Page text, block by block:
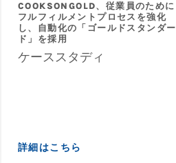
COOKSONGOLD、従業員のために
フルフィルメントプロセスを強化
し、自動化の「ゴールドスタンダー
ド」を採用
ケーススタディ
詳細はこちら